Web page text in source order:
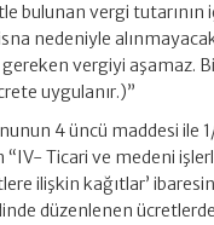
bulunan vergi
nedeniyle
gereken vergiyi aşamaz.
uygulanır.)”
4 üncü maddesi ile
“IV- Ticari ve medeni
ilişkin kağıtlar’
düzenlenen